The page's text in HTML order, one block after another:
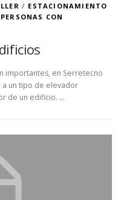
/ ESTACIONAMIENTO
PERSONAS CON
importantes, en Serretecno
un tipo de elevador
de un edificio. …